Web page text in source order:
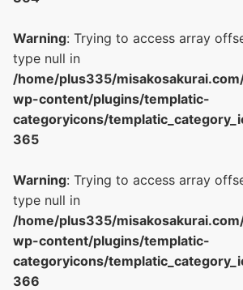
Warning: Trying to access array
type null in
/home/plus335/
wp-content/plugins/templatic-
categoryicons/
365
Warning: Trying to access array
type null in
/home/plus335/
wp-content/plugins/templatic-
categoryicons/
366